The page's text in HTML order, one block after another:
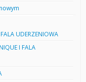
UDERZENIOWA
I FALA